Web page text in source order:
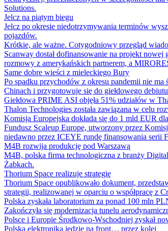
Solutions.
Jelcz na piątym biegu
Jelcz po okresie niedotrzymywania terminów
pojazdów.
Krótkie, ale ważne. Cotygodniowy przegląd
Scanway dostał dofinansowanie na projekt
rozmowy z amerykańskich partnerem, a
Same dobre wieści z mieleckiego Bury
Po spadku przychodów z okresu pandemii nie
Chinach i przygotowuje się do giełdowego
Giełdowa PRIME ASI objęła 51% udziałów w
Thalon Technologies została zawiązana w celu
Komisja Europejska dokłada się do 1 mld EUR
Fundusz Scaleup Europe, utworzony przez
niedawno przez ICEYE rundę finansowania serii
M4B rozwija produkcję pod Warszawą
M4B, polska firma technologiczna z branży
Żabkach.
Thorium Space realizuje strategię
Thorium Space opublikowało dokument,
strategii, realizowanej w oparciu o współpracę z
Polska zyskała laboratorium za ponad 100 mln
Zakończyła się modernizacja tunelu
Polsce i Europie Środkowo-Wschodniej zyskał
Polska elektronika jedzie na front… przez kolej